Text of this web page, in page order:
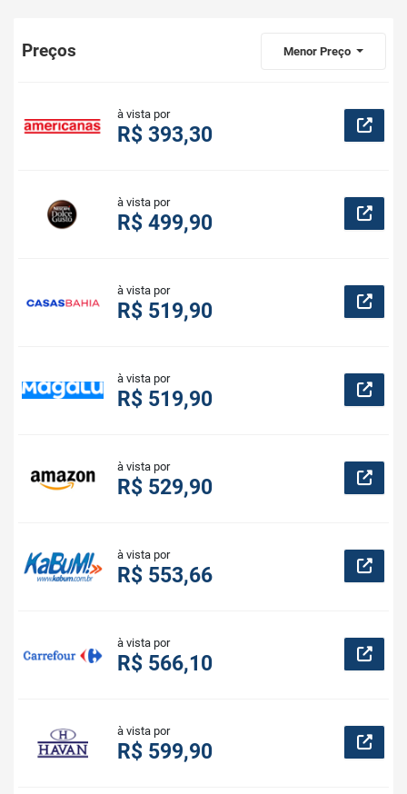
Preços Menor Preço
à vista por
R$ 393,30
à vista por
R$ 499,90
à vista por
R$ 519,90
à vista por
R$ 519,90
à vista por
R$ 529,90
à vista por
R$ 553,66
à vista por
R$ 566,10
à vista por
R$ 599,90